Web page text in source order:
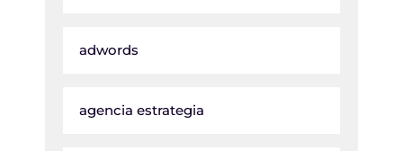
adwords
agencia estrategia